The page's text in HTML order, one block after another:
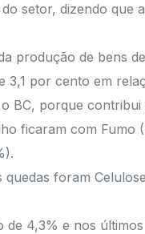
setor, dizendo que
produção de bens
3,1 por cento em
BC, porque
ficaram com
foram
4,3% e nos últimos